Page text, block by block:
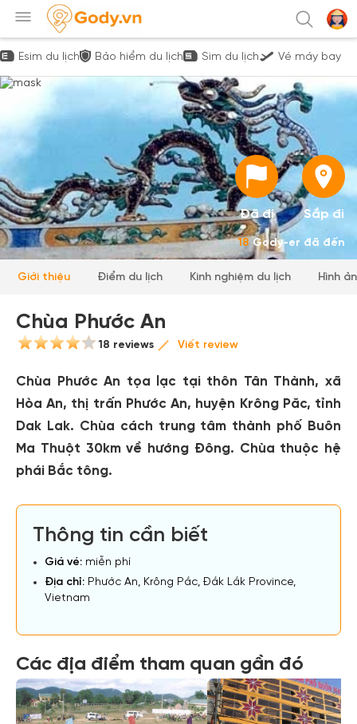
Esim du lịch Bảo hiểm du lịch Sim du lịch Vé máy bay
Đã đi Sắp đi
18 Gody-er đã đến
Giới thiệu Điểm du lịch Kinh nghiệm du lịch Hình
Chùa Phước An
18 reviews Viết review
Chùa Phước An tọa lạc tại thôn Tân Thành, xã
Hòa An, thị trấn Phước An, huyện Krông Păc, tỉnh
Dak Lak. Chùa cách trung tâm thành phố Buôn
Ma Thuột 30km về hướng Đông. Chùa thuộc hệ
phái Bắc tông.
Thông tin cần biết
Giá vé: miễn phí
Địa chỉ: Phước An, Krông Pắc, Đắk Lắk Province,
Vietnam
Các địa điểm tham quan gần đó